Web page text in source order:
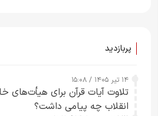
پربازدید
۱۴ تیر ۱۴۰۵ / ۱۵:۰۸
تلاوت آیات قرآن برای هیأت‌های
انقلاب چه پیامی داشت؟